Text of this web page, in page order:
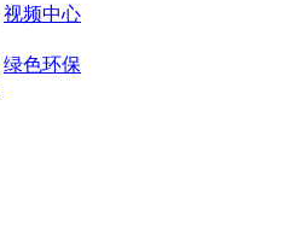
视频中心
绿色环保